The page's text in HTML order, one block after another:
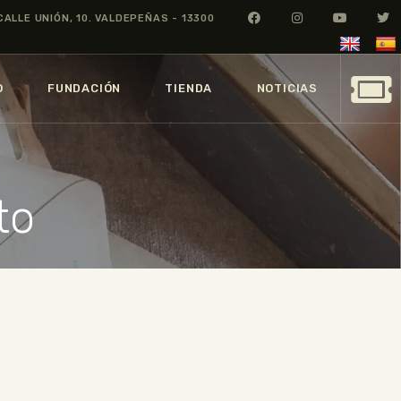
UNIÓN, 10. VALDEPEÑAS - 13300
FUNDACIÓN TIENDA NOTICIAS